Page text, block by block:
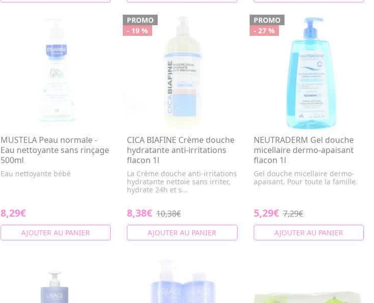
MUSTELA Peau normale -
Eau nettoyante sans rinçage
500ml
Eau nettoyante bébé
8,29€
AJOUTER AU PANIER
PROMO
- 19 %
CICA BIAFINE Crème douche
hydratante anti-irritations
flacon 1l
La Crème douche anti-irritations
hydratante nettoie sans irriter,
hydrate 24h et s...
8,38€ 10,38€
AJOUTER AU PANIER
PROMO
- 27 %
NEUTRADERM Gel douche
micellaire dermo-apaisant
flacon 1l
Gel douche micellaire dermo-
apaisant. Pour toute la famille.
5,29€ 7,29€
AJOUTER AU PANIER